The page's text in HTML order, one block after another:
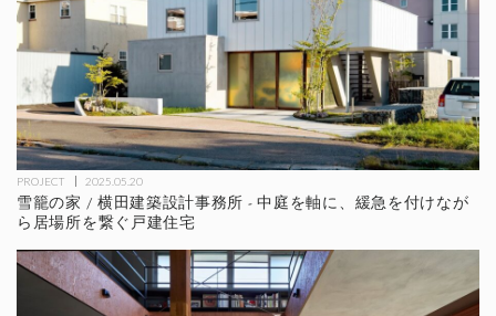
PROJECT 2025.05.20
雪籠の家 / 横田建築設計事務所 - 中庭を軸に、緩急を付けなが
ら居場所を繋ぐ戸建住宅